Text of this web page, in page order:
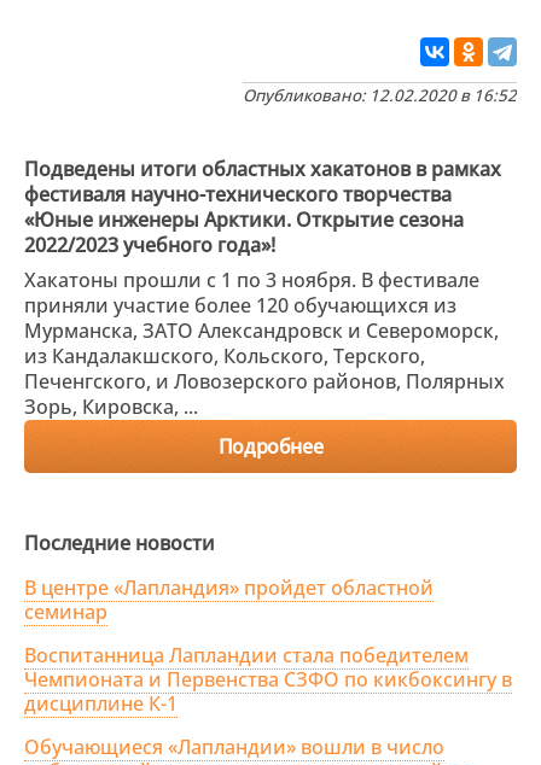
Опубликовано: 12.02.2020 в 16:52
Подведены итоги областных хакатонов в рамках
фестиваля научно-технического творчества
«Юные инженеры Арктики. Открытие сезона
2022/2023 учебного года»!
Хакатоны прошли с 1 по 3 ноября. В фестивале
приняли участие более 120 обучающихся из
Мурманска, ЗАТО Александровск и Североморск,
из Кандалакшского, Кольского, Терского,
Печенгского, и Ловозерского районов, Полярных
Зорь, Кировска, ...
Подробнее
Последние новости
В центре «Лапландия» пройдет областной
семинар
Воспитанница Лапландии стала победителем
Чемпионата и Первенства СЗФО по кикбоксингу в
дисциплине К-1
Обучающиеся «Лапландии» вошли в число